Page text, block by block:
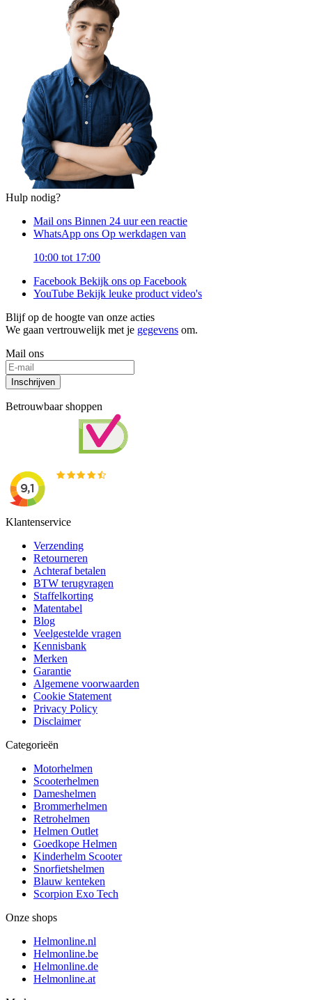
Hulp nodig?
Mail ons Binnen 24 uur een reactie
WhatsApp ons Op werkdagen van
10:00 tot 17:00
Facebook Bekijk ons op Facebook
YouTube Bekijk leuke product video's
Blijf op de hoogte van onze acties
We gaan vertrouwelijk met je gegevens om.
Mail ons
Inschrijven
Betrouwbaar shoppen
Klantenservice
Verzending
Retourneren
Achteraf betalen
BTW terugvragen
Staffelkorting
Matentabel
Blog
Veelgestelde vragen
Kennisbank
Merken
Garantie
Algemene voorwaarden
Cookie Statement
Privacy Policy
Disclaimer
Categorieën
Motorhelmen
Scooterhelmen
Dameshelmen
Brommerhelmen
Retrohelmen
Helmen Outlet
Goedkope Helmen
Kinderhelm Scooter
Snorfietshelmen
Blauw kenteken
Scorpion Exo Tech
Onze shops
Helmonline.nl
Helmonline.be
Helmonline.de
Helmonline.at